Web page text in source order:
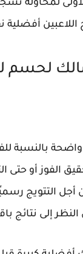
لمحاولة
أفضلية
لحسم
بالنسبة
الفوز أو حتى
أجل التتويج
إلى نتائج